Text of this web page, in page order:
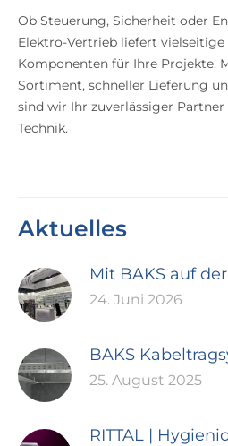
Ob Steuerung, Sicherheit oder
Elektro-Vertrieb liefert
Komponenten für Ihre Projekte.
Sortiment, schneller Lieferung
sind wir Ihr zuverlässiger
Technik.
Aktuelles
Mit BAKS auf
24. Juni 2026
BAKS
25. August 2025
RITTAL |